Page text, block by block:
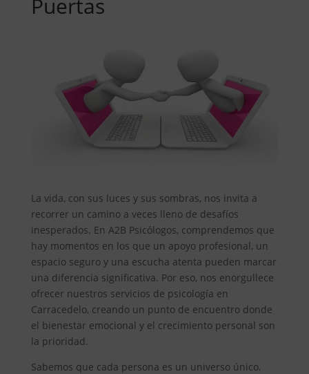
Puertas
La vida, con sus luces y sus sombras, nos invita a
recorrer un camino a veces lleno de desafíos
inesperados. En A2B Psicólogos, comprendemos que
hay momentos en los que un apoyo profesional, un
espacio seguro y una escucha atenta pueden marcar
una diferencia significativa. Por eso, nos enorgullece
ofrecer nuestros servicios de psicología en
Carracedelo, creando un punto de encuentro donde
el bienestar emocional y el crecimiento personal son
la prioridad.
Sabemos que cada persona es un universo único,